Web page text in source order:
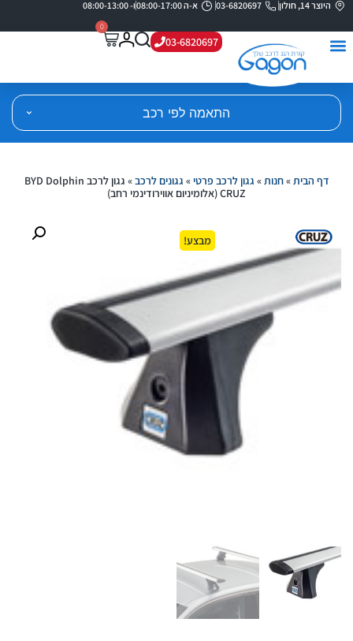
היוצר 14, חולון 03-6820697 א-ה 08:00-17:00 ו- 08:00-13:00
03-6820697
0
התאמה לפי רכב
דף הבית»חנות» גגון לרכב פרטי» גגונים לרכב»
גגון לרכב BYD Dolphin
CRUZ (אלומיניום אווירודינמי רחב)
מבצע!